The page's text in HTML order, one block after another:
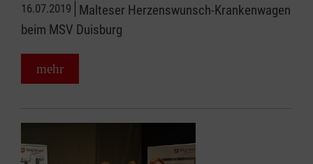
16.07.2019
Malteser Herzenswunsch-Krankenwagen
beim MSV Duisburg
mehr